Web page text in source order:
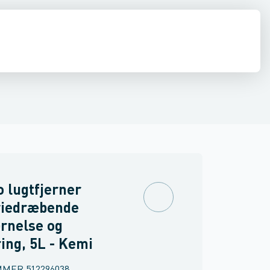
lugtfjerner
og
5L - Kemi